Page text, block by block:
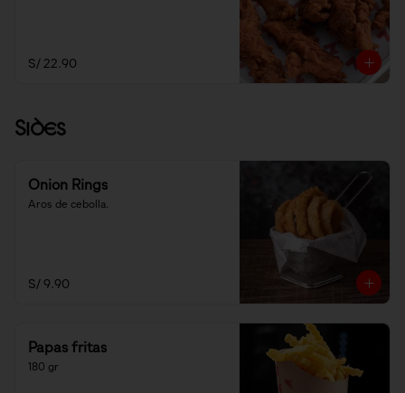
S/ 22.90
Sides
Onion Rings
Aros de cebolla.
S/ 9.90
Papas fritas
180 gr